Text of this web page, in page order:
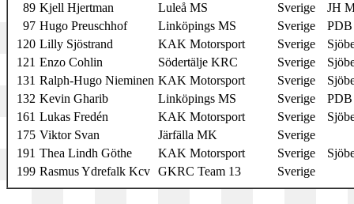
89 Kjell Hjertman Luleå MS Sverige
JH
97 Hugo Preuschhof Linköpings MS Sverige
PDB
120 Lilly Sjöstrand KAK Motorsport Sverige
121 Enzo Cohlin Södertälje KRC Sverige
131 Ralph-Hugo Nieminen KAK Motorsport Sverige
132 Kevin Gharib Linköpings MS Sverige
PDB
161 Lukas Fredén KAK Motorsport Sverige
175 Viktor Svan Järfälla MK
Sverige
191 Thea Lindh Göthe KAK Motorsport Sverige
199 Rasmus Ydrefalk Kcv GKRC Team 13 Sverige